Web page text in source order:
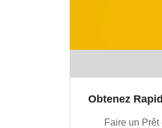
Obtenez
Faire un